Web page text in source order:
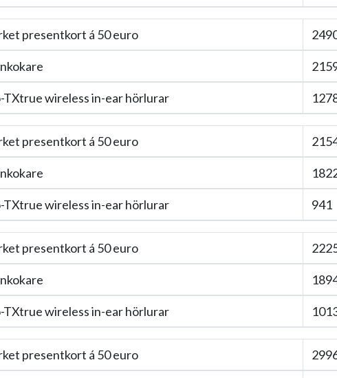
presentkort á 50 euro
TXtrue wireless in-ear hörlurar
presentkort á 50 euro
TXtrue wireless in-ear hörlurar 941
presentkort á 50 euro
TXtrue wireless in-ear hörlurar
presentkort á 50 euro